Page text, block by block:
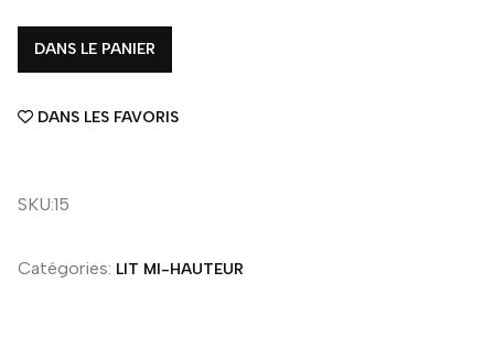
DANS LE PANIER
DANS LES FAVORIS
SKU:15
Catégories: LIT MI-HAUTEUR